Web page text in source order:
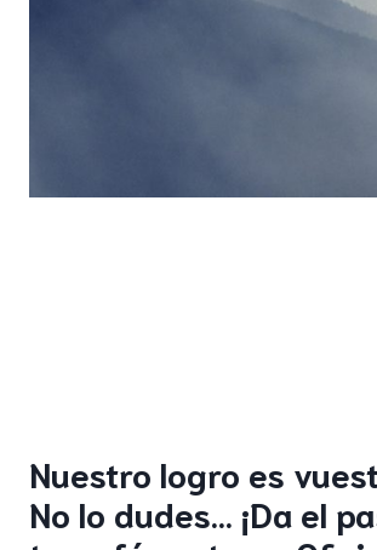
Nuestro logro es
No lo dudes… ¡Da el